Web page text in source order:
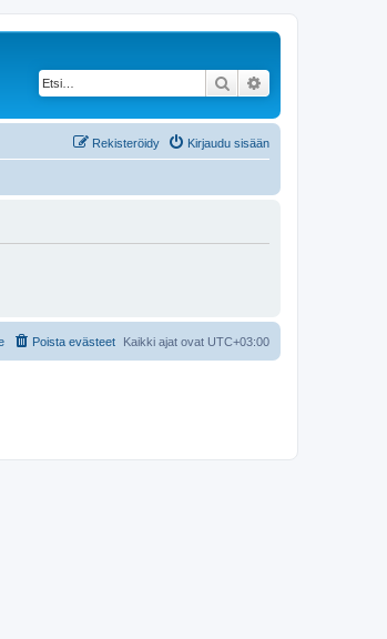
Etsi
Kirjaudu sisään
Rekisteröidy
Kaikki ajat ovat UTC+03:00
Poista evästeet